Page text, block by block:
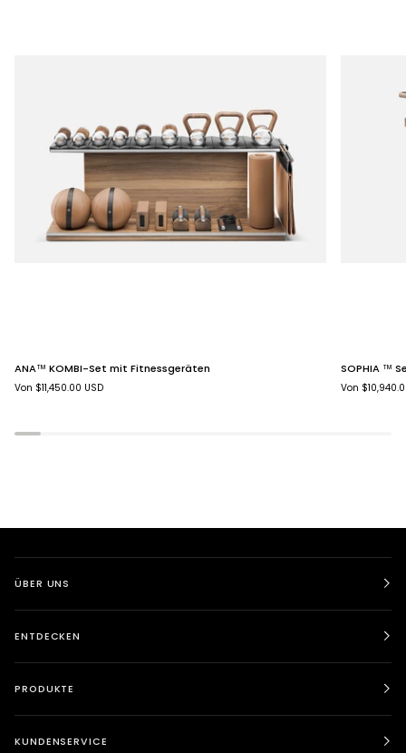
KOMBI-
Set
ANA™ KOMBI-Set mit Fitnessgeräten
Von $11,450.00 USD
™
Set
SOPHIA ™
Von
ÜBER UNS
ENTDECKEN
PRODUKTE
KUNDENSERVICE